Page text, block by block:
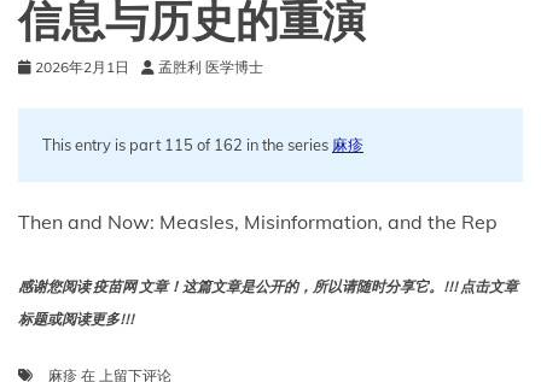
信息与历史的重演
2026年2月1日 孟胜利 医学博士
This entry is part 115 of 162 in the series 麻疹
Then and Now: Measles, Misinformation, and the Rep
感谢您阅读 疫苗网 文章！这篇文章是公开的，所以请随时分享它。!!! 点击文章
标题或阅读更多!!!
麻疹 在 过
上留下评论